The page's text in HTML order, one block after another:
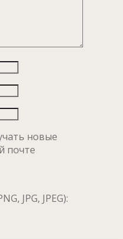
новые
почте
JPG, JPEG):